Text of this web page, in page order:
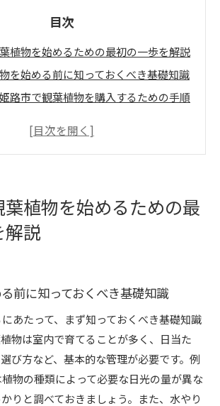
目次
植物を始めるための最初の一歩を解説
を始める前に知っておくべき基礎知識
路市で観葉植物を購入するための手順
物を育てるために必要な基本ツール
じて作る癒しの空間とその魅力
がもたらす癒しの効果とその科学的根
を使ったインテリアの魅力とは
で作るリラックスできる空間の秘訣
に楽しむ観葉植物のインテリアアイデ
を使った心地よい生活の実例紹介
葉植物を始めるための最
解説
前に知っておくべき基礎知識
あたって、まず知っておくべき基礎知識
物は室内で育てることが多く、日当た
び方など、基本的な管理が必要です。例
物の種類によって必要な日光の量が異な
りと調べておきましょう。また、水やり